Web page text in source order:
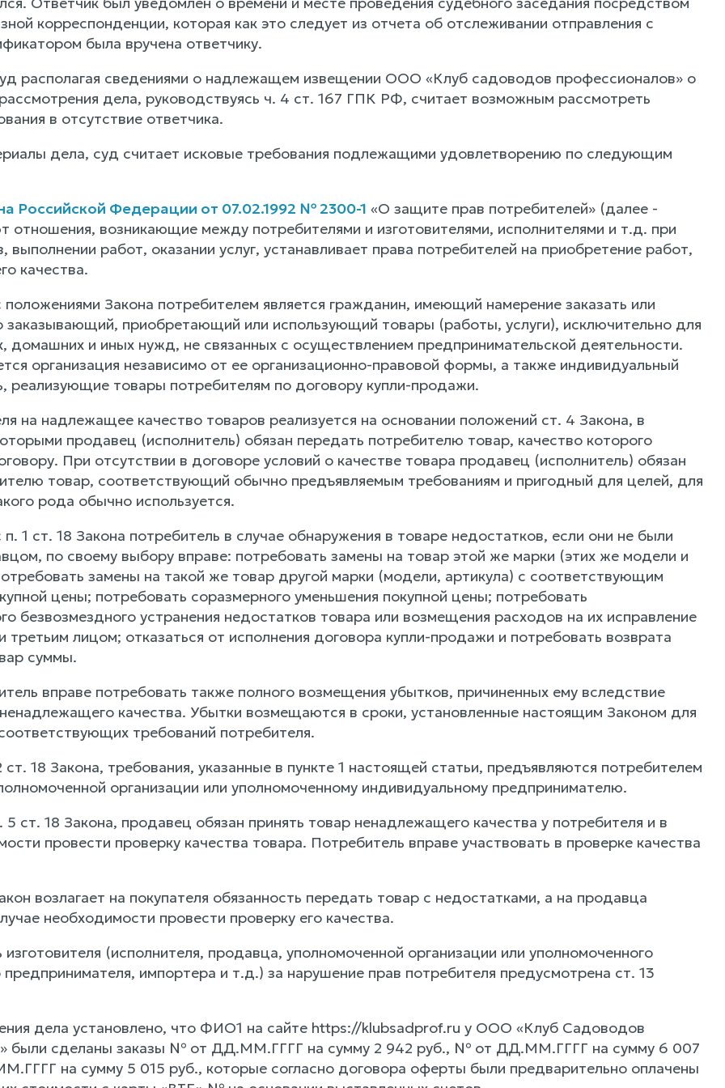
корреспонденции, которая как это следует из отчета об отслеживании отправления с
была вручена ответчику.
располагая сведениями о надлежащем извещении ООО «Клуб садоводов профессионалов» о
дела, руководствуясь ч. 4 ст. 167 ГПК РФ, считает возможным рассмотреть
в отсутствие ответчика.
дела, суд считает исковые требования подлежащими удовлетворению по следующим
Российской Федерации от 07.02.1992 № 2300-1 «О защите прав потребителей» (далее -
отношения, возникающие между потребителями и изготовителями, исполнителями и т.д. при
работ, оказании услуг, устанавливает права потребителей на приобретение работ,
качества.
положениями Закона потребителем является гражданин, имеющий намерение заказать или
заказывающий, приобретающий или использующий товары (работы, услуги), исключительно для
домашних и иных нужд, не связанных с осуществлением предпринимательской деятельности.
организация независимо от ее организационно-правовой формы, а также индивидуальный
реализующие товары потребителям по договору купли-продажи.
на надлежащее качество товаров реализуется на основании положений ст. 4 Закона, в
продавец (исполнитель) обязан передать потребителю товар, качество которого
При отсутствии в договоре условий о качестве товара продавец (исполнитель) обязан
товар, соответствующий обычно предъявляемым требованиям и пригодный для целей, для
рода обычно используется.
1 ст. 18 Закона потребитель в случае обнаружения в товаре недостатков, если они не были
по своему выбору вправе: потребовать замены на товар этой же марки (этих же модели и
замены на такой же товар другой марки (модели, артикула) с соответствующим
цены; потребовать соразмерного уменьшения покупной цены; потребовать
безвозмездного устранения недостатков товара или возмещения расходов на их исправление
третьим лицом; отказаться от исполнения договора купли-продажи и потребовать возврата
суммы.
вправе потребовать также полного возмещения убытков, причиненных ему вследствие
качества. Убытки возмещаются в сроки, установленные настоящим Законом для
требований потребителя.
ст. 18 Закона, требования, указанные в пункте 1 настоящей статьи, предъявляются потребителем
организации или уполномоченному индивидуальному предпринимателю.
5 ст. 18 Закона, продавец обязан принять товар ненадлежащего качества у потребителя и в
провести проверку качества товара. Потребитель вправе участвовать в проверке качества
возлагает на покупателя обязанность передать товар с недостатками, а на продавца
необходимости провести проверку его качества.
(исполнителя, продавца, уполномоченной организации или уполномоченного
импортера и т.д.) за нарушение прав потребителя предусмотрена ст. 13
дела установлено, что ФИО1 на сайте https://klubsadprof.ru у ООО «Клуб Садоводов
были сделаны заказы № от ДД.ММ.ГГГГ на сумму 2 942 руб., № от ДД.ММ.ГГГГ на сумму 6 007
на сумму 5 015 руб., которые согласно договора оферты были предварительно оплачены